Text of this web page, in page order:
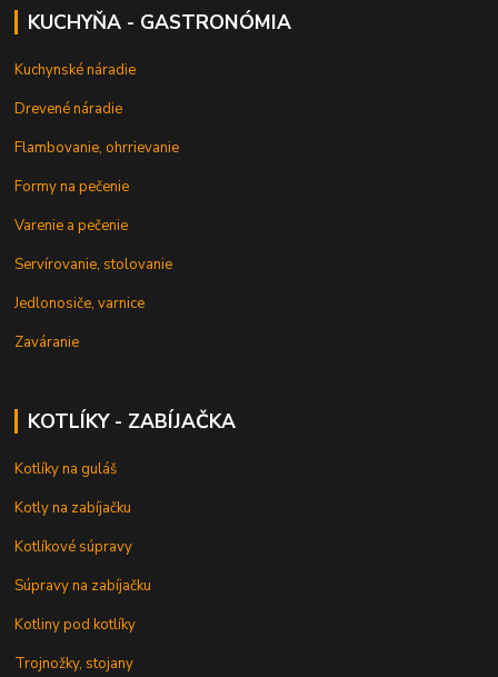
KUCHYŇA - GASTRONÓMIA
Kuchynské náradie
Drevené náradie
Flambovanie, ohrrievanie
Formy na pečenie
Varenie a pečenie
Servírovanie, stolovanie
Jedlonosiče, varnice
Zaváranie
KOTLÍKY - ZABÍJAČKA
Kotlíky na guláš
Kotly na zabíjačku
Kotlíkové súpravy
Súpravy na zabíjačku
Kotliny pod kotlíky
Trojnožky, stojany